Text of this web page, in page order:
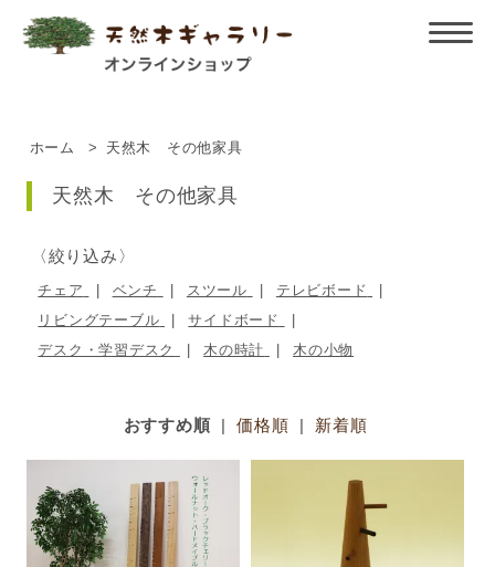
ホーム > 天然木 その他家具
天然木 その他家具
〈絞り込み〉
チェア ベンチ スツール
テレビボード
リビングテーブル
サイドボード
デスク・学習デスク
木の時計 木の小物
おすすめ順 |価格順 | 新着順